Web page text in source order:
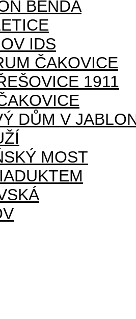
BENDA
IDS
ČAKOVICE
1911
DŮM V
MOST